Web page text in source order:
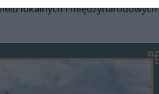
lokalnych i międzynarodowych